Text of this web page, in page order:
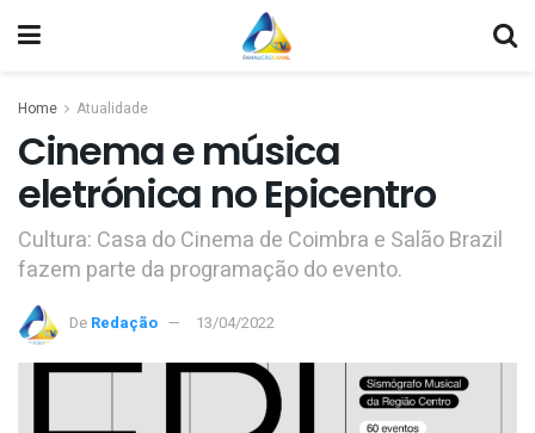
Home Atualidade
Cinema e música
eletrónica no Epicentro
Cultura: Casa do Cinema de Coimbra e Salão Brazil
fazem parte da programação do evento.
De Redação 13/04/2022